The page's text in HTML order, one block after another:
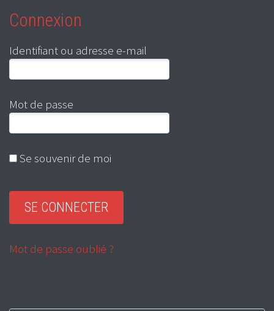
Connexion
Identifiant ou adresse e-mail
Mot de passe
Se souvenir de moi
Mot de passe oublié ?